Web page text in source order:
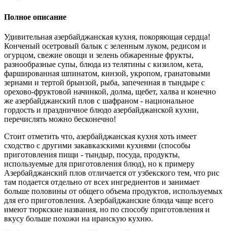
Полное описание
Удивительная азербайджанская кухня, покоряющая сердца!
Конченый осетровый балык c зеленным луком, редисом и
огурцом, свежие овощи и зелень обжаренные фрукты,
разнообразные супы, блюда из телятины c кизилом, кета,
фаршированная шпинатом, кинзой, укропом, гранатовыми
зернами и тертой брынзой, рыба, запеченная в тындыре с
орехово-фруктовой начинкой, долма, щебет, халва и конечно
же азербайджанский плов с шафраном - национальное
гордость и праздничное блюдо азербайджанской кухни,
перечислять можно бесконечно!
Стоит отметить что, азербайджанская кухня хоть имеет
сходство с другими закавказскими кухнями (способы
приготовления пищи - тындыр, посуда, продукты,
используемые для приготовления блюд), но к примеру
Азербайджанский плов отличается от узбекского тем, что рис
там подается отдельно от всех ингредиентов и занимает
больше половины от общего объема продуктов, используемых
для его приготовления. Азербайджанские блюда чаще всего
имеют тюркские названия, но по способу приготовления и
вкусу больше похожи на иранскую кухню.